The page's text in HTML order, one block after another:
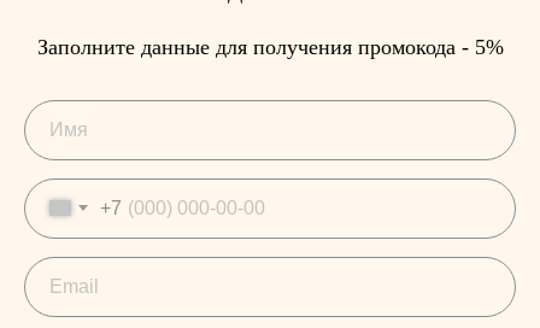
Заполните данные для получения промокода - 5%
+7